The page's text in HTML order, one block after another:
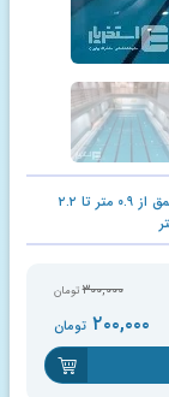
از ۰.۹ متر تا ۲.۲
۳۰۰,۰۰۰ تومان
۲۰۰,۰۰۰ تومان